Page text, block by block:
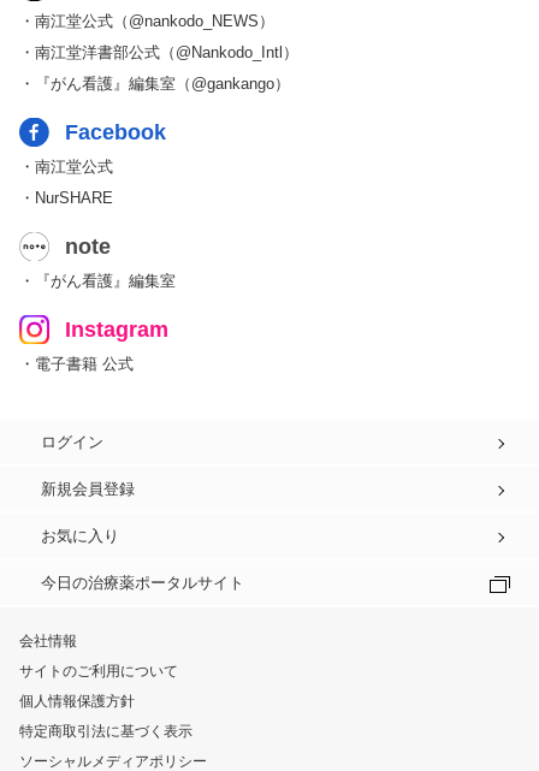
・南江堂公式（@nankodo_NEWS）
・南江堂洋書部公式（@Nankodo_Intl）
・『がん看護』編集室（@gankango）
Facebook
・南江堂公式
・NurSHARE
note
・『がん看護』編集室
Instagram
・電子書籍 公式
ログイン
新規会員登録
お気に入り
今日の治療薬ポータルサイト
会社情報
サイトのご利用について
個人情報保護方針
特定商取引法に基づく表示
ソーシャルメディアポリシー